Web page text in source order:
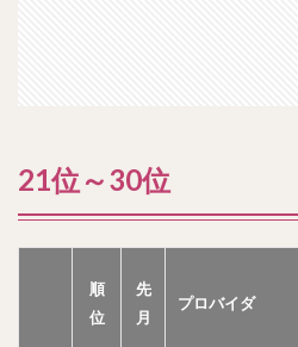
21位～30位
順
位
先
月
プロバイダ